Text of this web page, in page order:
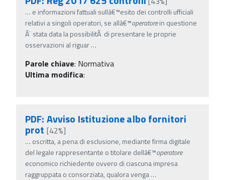
… e informazioni fattuali sullâ€™esito dei controlli ufficiali
relativi a singoli operatori, se allâ€™operatorein questione
Ã¨ stata data la possibilitÃ di presentare le proprie
osservazioni al riguar…
Parole chiave: Normativa
Ultima modifica:
PDF: Avviso Istituzione albo fornitori
prot [42%]
… oscritta, a pena di esclusione, mediante firma digitale
del legale rappresentante o titolare dellâ€™operatore
economico richiedente ovvero di ciascuna impresa
raggruppata o consorziata, qualora venga…